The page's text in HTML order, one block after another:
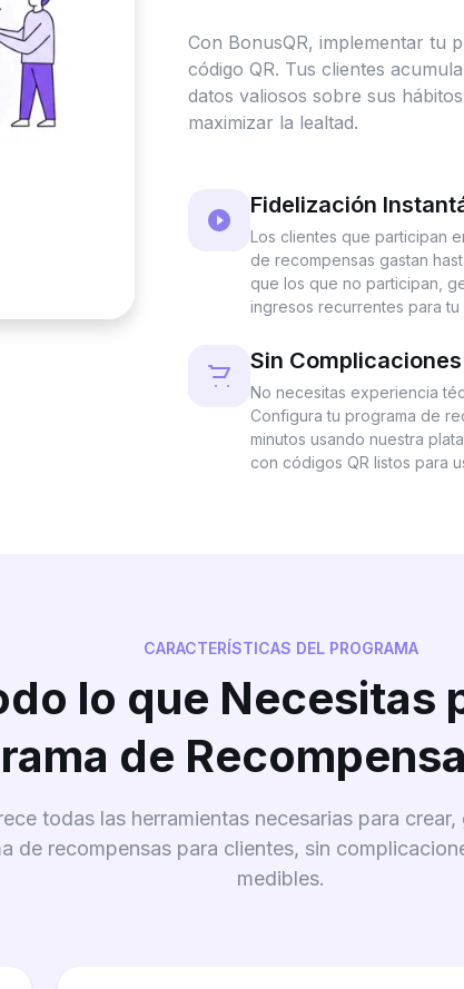
Con BonusQR, implementar tu
código QR. Tus clientes
datos valiosos sobre sus
maximizar la lealtad.
Fidelización
Los clientes que participan
de recompensas gastan
que los que no participan,
ingresos recurrentes para tu
Sin
No necesitas experiencia
Configura tu programa de
minutos usando nuestra
con códigos QR listos para
CARACTERÍSTICAS DEL PROGRAMA
lo que Necesitas
de
todas las herramientas necesarias para
de recompensas para clientes, sin
medibles.